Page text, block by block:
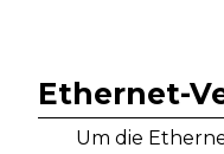
Ethernet-
Um die